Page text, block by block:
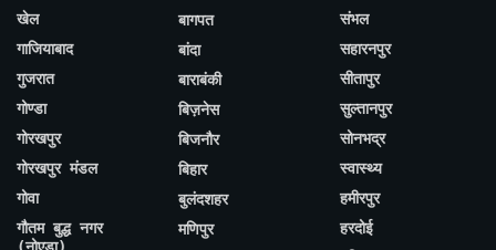
खेल
गाजियाबाद
गुजरात
गोण्डा
गोरखपुर
गोरखपुर मंडल
गोवा
गौतम बुद्ध नगर
(नोएडा)
बागपत
बांदा
बाराबंकी
बिज़नेस
बिजनौर
बिहार
बुलंदशहर
मणिपुर
संभल
सहारनपुर
सीतापुर
सुल्तानपुर
सोनभद्र
स्वास्थ्य
हमीरपुर
हरदोई